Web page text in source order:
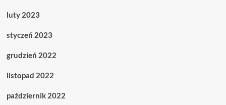
luty 2023
styczeń 2023
grudzień 2022
listopad 2022
październik 2022